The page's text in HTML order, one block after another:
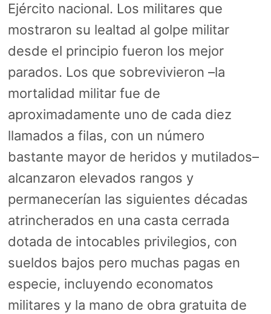
Ejército nacional. Los militares que
mostraron su lealtad al golpe militar
desde el principio fueron los mejor
parados. Los que sobrevivieron –la
mortalidad militar fue de
aproximadamente uno de cada diez
llamados a filas, con un número
bastante mayor de heridos y mutilados–
alcanzaron elevados rangos y
permanecerían las siguientes décadas
atrincherados en una casta cerrada
dotada de intocables privilegios, con
sueldos bajos pero muchas pagas en
especie, incluyendo economatos
militares y la mano de obra gratuita de